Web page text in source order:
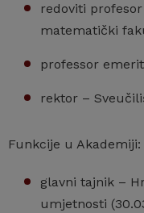
redoviti
matematički
professor
rektor –
Funkcije u Akademiji:
glavni tajnik –
umjetnosti